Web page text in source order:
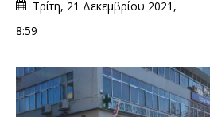
Τρίτη, 21 Δεκεμβρίου 2021,
8:59